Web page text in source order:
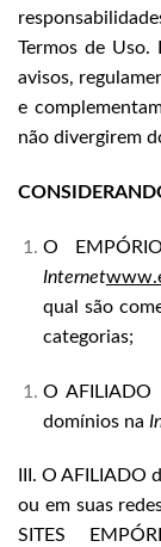
Termos de Uso.
avisos,
e
não divergirem
O
Internet
qual são
categorias;
O
domínios na
III. O AFILIADO
ou em suas
SITES